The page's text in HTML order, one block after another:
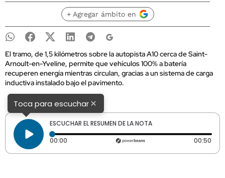
+ Agregar ámbito en
El tramo, de 1,5 kilómetros sobre la autopista A10 cerca de Saint-
Arnoult-en-Yveline, permite que vehículos 100% a batería
recuperen energía mientras circulan, gracias a un sistema de carga
inductiva instalado bajo el pavimento.
Toca para escuchar×
ESCUCHAR EL RESUMEN DE LA NOTA
00:00 Tiempo transcurrido: 0 segundos 00:50